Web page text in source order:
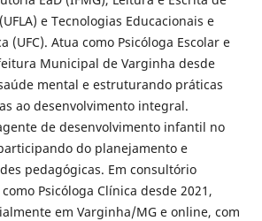
e Tecnologias Educacionais e
(UFC). Atua como Psicóloga Escolar e
Municipal de Varginha desde
mental e estruturando práticas
ao desenvolvimento integral.
de desenvolvimento infantil no
do planejamento e
pedagógicas. Em consultório
Psicóloga Clínica desde 2021,
em Varginha/MG e online, com